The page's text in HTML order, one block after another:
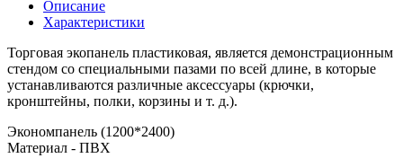
Описание
Характеристики
Торговая экопанель пластиковая, является демонстрационным
стендом со специальными пазами по всей длине, в которые
устанавливаются различные аксессуары (крючки,
кронштейны, полки, корзины и т. д.).
Экономпанель (1200*2400)
Материал - ПВХ